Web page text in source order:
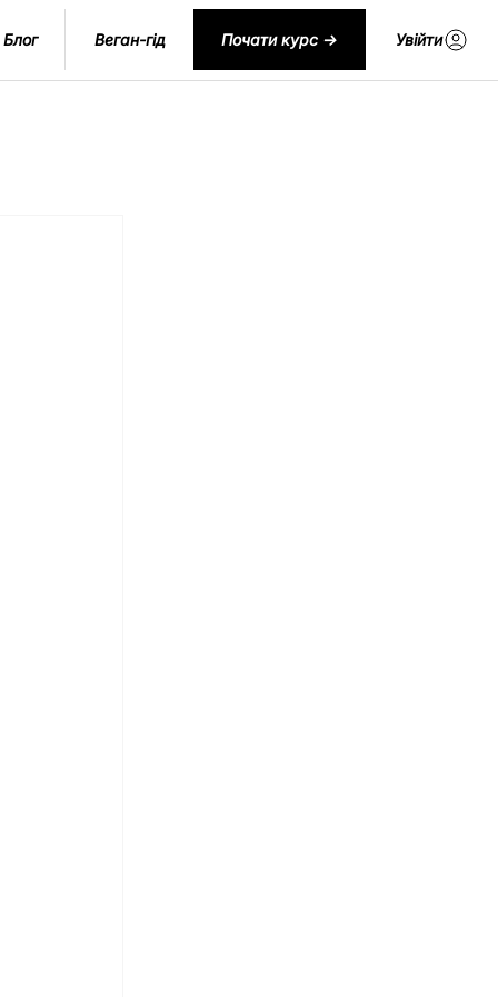
Увійти
Почати курс ->
Блог Веган-гід